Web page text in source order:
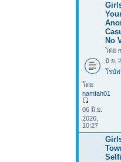
No
โดย
มิ.ย.
โรบั
โดย
namfah01
06 มิ.ย.
2026,
10:27